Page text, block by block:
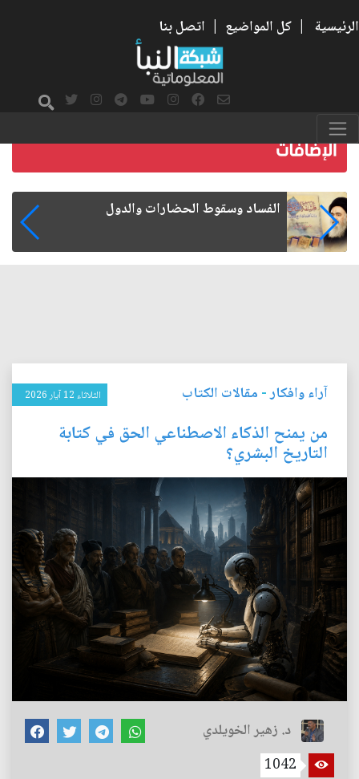
الرئيسية | كل المواضيع | اتصل بنا
رواتب الموظفين على صفيح ساخن
آراء وافكار- مقالات الكتاب الثلاثاء 12 آيار 2026
من يمنح الذكاء الاصطناعي الحق في كتابة
التاريخ البشري؟
د. زهير الخويلدي
1042